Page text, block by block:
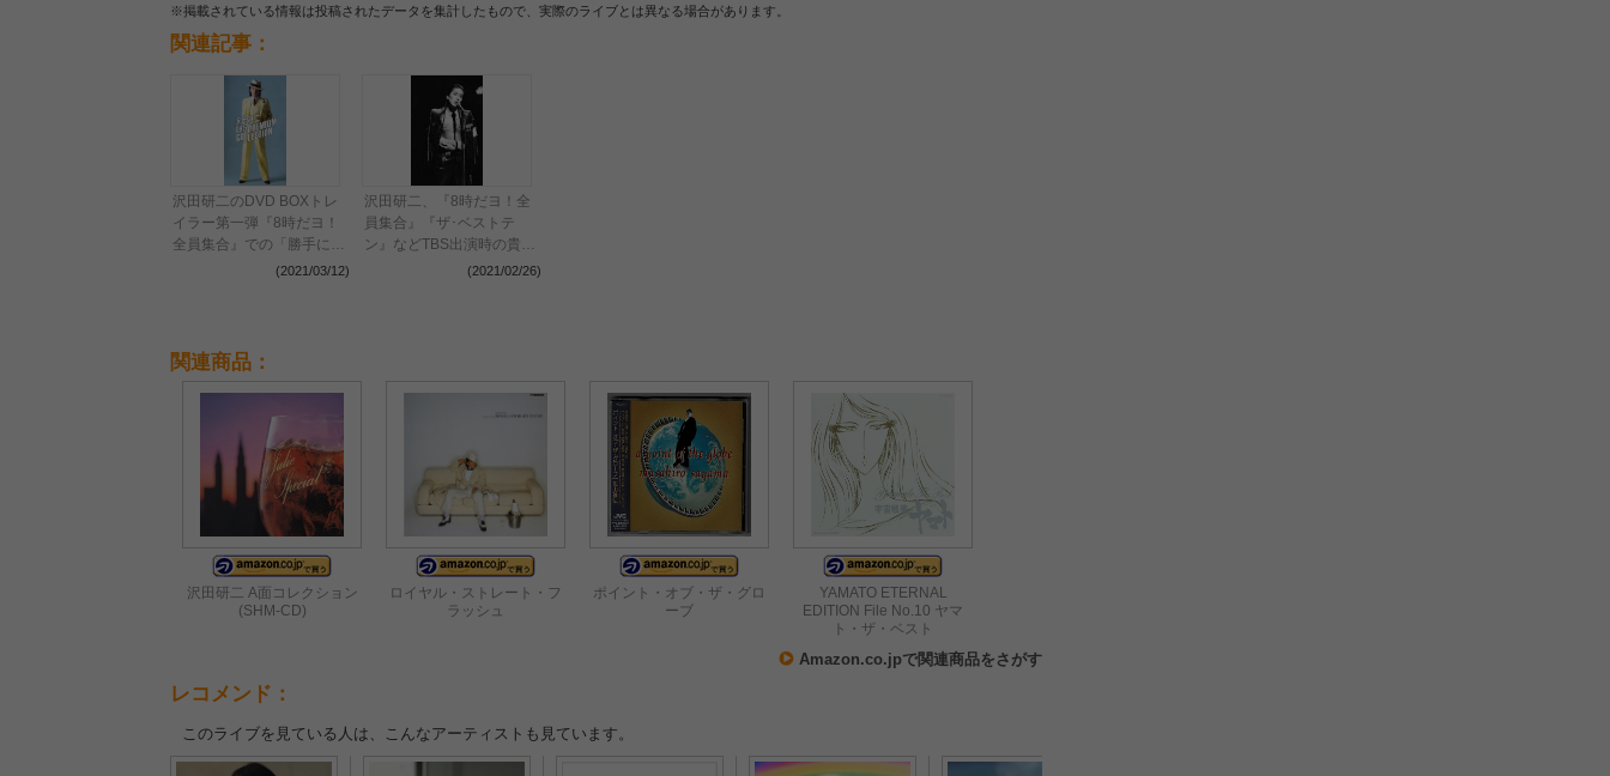
※掲載されている情報は投稿されたデータを集計したもので、実際のライブとは異なる場合があります。
関連記事：
沢田研二のDVD BOXトレ
イラー第一弾『8時だヨ！
全員集合』での「勝手にし
やがれ」「サムライ」など
(2021/03/12)
沢田研二、『8時だヨ！全
員集合』『ザ･ベストテ
ン』などTBS出演時の貴重
映像集発売 『日本レコー
(2021/02/26)
関連商品：
沢田研二 A面コレクション
(SHM-CD)
ロイヤル・ストレート・フ
ラッシュ
ポイント・オブ・ザ・グロ
ーブ
YAMATO ETERNAL
EDITION File No.10 ヤマ
ト・ザ・ベスト
Amazon.co.jpで関連商品をさがす
レコメンド：
このライブを見ている人は、こんなアーティストも見ています。